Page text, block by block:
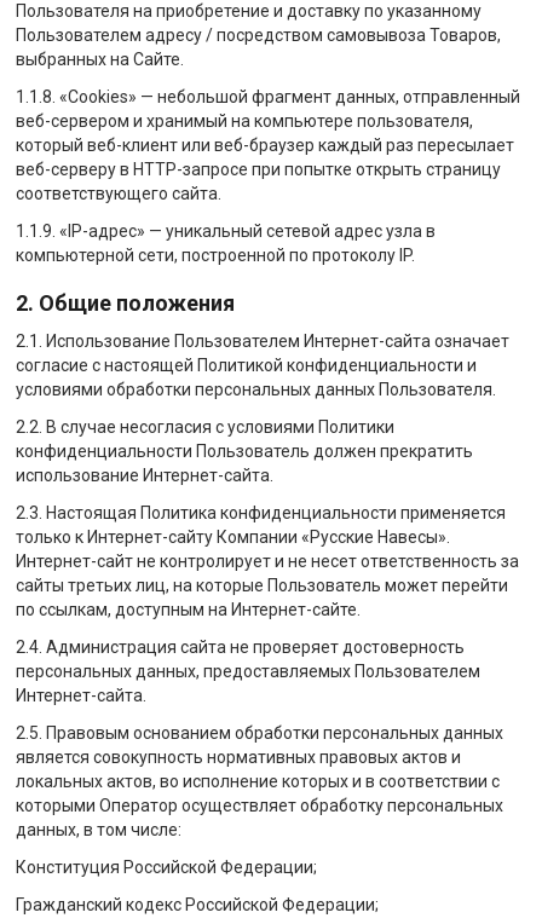
Пользователя на приобретение и доставку по указанному
Пользователем адресу / посредством самовывоза Товаров,
выбранных на Сайте.
1.1.8. «Cookies» — небольшой фрагмент данных, отправленный
веб-сервером и хранимый на компьютере пользователя,
который веб-клиент или веб-браузер каждый раз пересылает
веб-серверу в HTTP-запросе при попытке открыть страницу
соответствующего сайта.
1.1.9. «IP-адрес» — уникальный сетевой адрес узла в
компьютерной сети, построенной по протоколу IP.
2. Общие положения
2.1. Использование Пользователем Интернет-сайта означает
согласие с настоящей Политикой конфиденциальности и
условиями обработки персональных данных Пользователя.
2.2. В случае несогласия с условиями Политики
конфиденциальности Пользователь должен прекратить
использование Интернет-сайта.
2.3. Настоящая Политика конфиденциальности применяется
только к Интернет-сайту Компании «Русские Навесы».
Интернет-сайт не контролирует и не несет ответственность за
сайты третьих лиц, на которые Пользователь может перейти
по ссылкам, доступным на Интернет-сайте.
2.4. Администрация сайта не проверяет достоверность
персональных данных, предоставляемых Пользователем
Интернет-сайта.
2.5. Правовым основанием обработки персональных данных
является совокупность нормативных правовых актов и
локальных актов, во исполнение которых и в соответствии с
которыми Оператор осуществляет обработку персональных
данных, в том числе:
Конституция Российской Федерации;
Гражданский кодекс Российской Федерации;